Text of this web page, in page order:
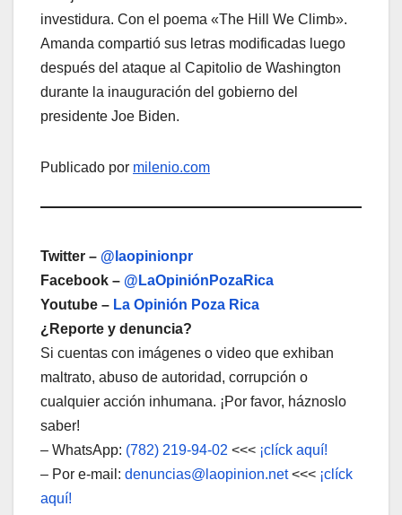
investidura. Con el poema «The Hill We Climb».
Amanda compartió sus letras modificadas luego
después del ataque al Capitolio de Washington
durante la inauguración del gobierno del
presidente Joe Biden.
Publicado por milenio.com
Twitter – @laopinionpr
Facebook – @LaOpiniónPozaRica
Youtube – La Opinión Poza Rica
¿Reporte y denuncia?
Si cuentas con imágenes o video que exhiban
maltrato, abuso de autoridad, corrupción o
cualquier acción inhumana. ¡Por favor, háznoslo
saber!
– WhatsApp: (782) 219-94-02 <<< ¡clíck aquí!
– Por e-mail: denuncias@laopinion.net<<< ¡clíck
aquí!